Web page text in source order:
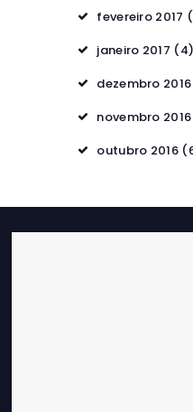
fevereiro 2017
janeiro 2017 (4)
dezembro 2016
novembro 2016
outubro 2016